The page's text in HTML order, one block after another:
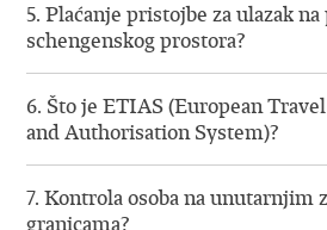
5. Plaćanje pristojbe za ulazak
schengenskog prostora?
6. Što je ETIAS (European
and Authorisation System)?
7. Kontrola osoba na unutarnjim
granicama?